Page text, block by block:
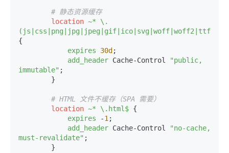
# 静态资源缓存
location ~* \.
{
expires
30d ;
add_header Cache-Control
"public,
immutable" ;
# HTML 文件不缓存（SPA 需要）
location ~* \.html$ {
expires -1;
add_header Cache-Control
"no-cache,
must-revalidate" ;